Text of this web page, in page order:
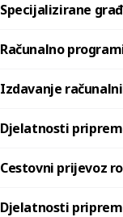
Specijalizirane
Računalno
Izdavanje
Djelatnosti
Cestovni prijevoz
Djelatnosti